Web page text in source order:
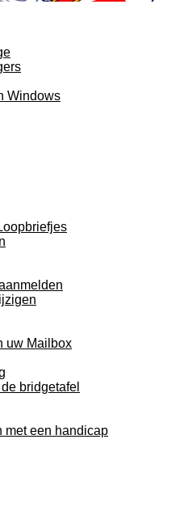
Windows
uw Mailbox
bridgetafel
met een handicap